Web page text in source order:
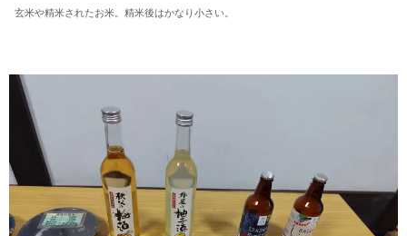
玄米や精米されたお米。精米後はかなり小さい。